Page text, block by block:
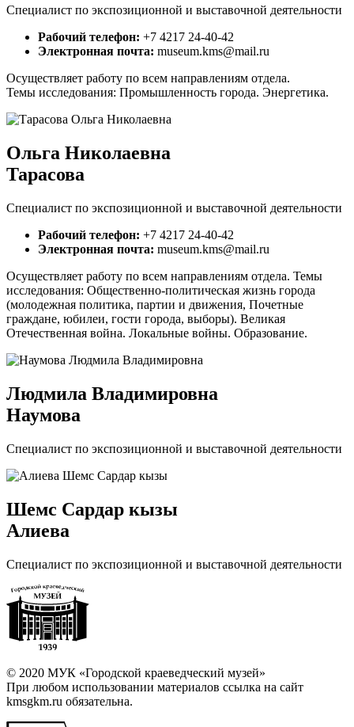
Cпециалист по экспозиционной и выставочной деятельности
Рабочий телефон: +7 4217 24-40-42
Электронная почта: museum.kms@mail.ru
Осуществляет работу по всем направлениям отдела.
Темы исследования: Промышленность города. Энергетика.
Ольга Николаевна
Тарасова
Cпециалист по экспозиционной и выставочной деятельности
Рабочий телефон: +7 4217 24-40-42
Электронная почта: museum.kms@mail.ru
Осуществляет работу по всем направлениям отдела. Темы
исследования: Общественно-политическая жизнь города
(молодежная политика, партии и движения, Почетные
граждане, юбилеи, гости города, выборы). Великая
Отечественная война. Локальные войны. Образование.
Людмила Владимировна
Наумова
Cпециалист по экспозиционной и выставочной деятельности
Шемс Сардар кызы
Алиева
Cпециалист по экспозиционной и выставочной деятельности
© 2020 МУК «Городской краеведческий музей»
При любом использовании материалов ссылка на сайт
kmsgkm.ru обязательна.